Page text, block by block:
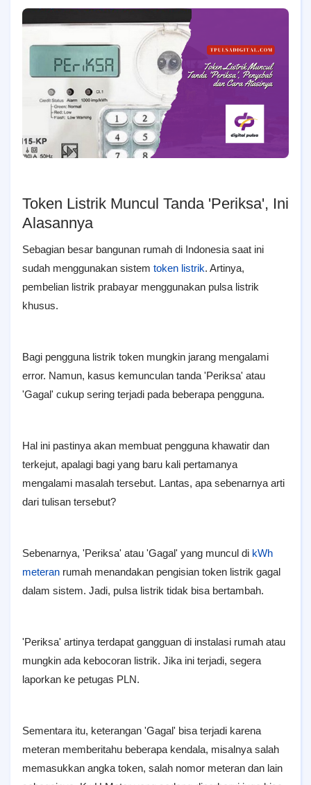
Token Listrik Muncul Tanda 'Periksa', Ini
Alasannya
Sebagian besar bangunan rumah di Indonesia saat ini
sudah menggunakan sistem token listrik. Artinya,
pembelian listrik prabayar menggunakan pulsa listrik
khusus.
Bagi pengguna listrik token mungkin jarang mengalami
error. Namun, kasus kemunculan tanda 'Periksa' atau
'Gagal' cukup sering terjadi pada beberapa pengguna.
Hal ini pastinya akan membuat pengguna khawatir dan
terkejut, apalagi bagi yang baru kali pertamanya
mengalami masalah tersebut. Lantas, apa sebenarnya arti
dari tulisan tersebut?
Sebenarnya, 'Periksa' atau 'Gagal' yang muncul di kWh
meteran rumah menandakan pengisian token listrik gagal
dalam sistem. Jadi, pulsa listrik tidak bisa bertambah.
'Periksa' artinya terdapat gangguan di instalasi rumah atau
mungkin ada kebocoran listrik. Jika ini terjadi, segera
laporkan ke petugas PLN.
Sementara itu, keterangan 'Gagal' bisa terjadi karena
meteran memberitahu beberapa kendala, misalnya salah
memasukkan angka token, salah nomor meteran dan lain